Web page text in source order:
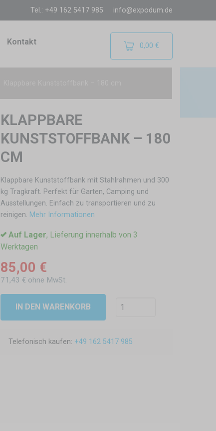
Tel.: +49 162 5417 985 info@expodum.de
Kontakt 0,00 €
KLAPPBARE
KUNSTSTOFFBANK – 180
CM
Klappbare Kunststoffbank mit Stahlrahmen und 300
kg Tragkraft. Perfekt für Garten, Camping und
Ausstellungen. Einfach zu transportieren und zu
reinigen. Mehr Informationen
Auf Lager, Lieferung innerhalb von 3
Werktagen
85,00 €
71,43 € ohne MwSt.
IN DEN WARENKORB
Telefonisch kaufen: +49 162 5417 985